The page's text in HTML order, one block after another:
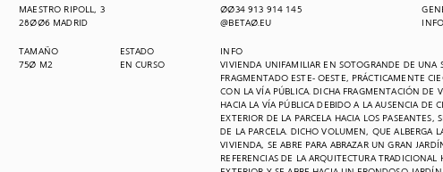
MAESTRO RIPOLL, 3
28006 MADRID
0034 913 914 145
@BETA0.EU
TAMAÑO
750 M2
ESTADO
EN CURSO
INFO
VIVIENDA UNIFAMILIAR EN SOTOGRANDE DE UNA
FRAGMENTADO ESTE- OESTE, PRÁCTICAMENTE
CON LA VÍA PÚBLICA. DICHA FRAGMENTACIÓN DE
HACIA LA VÍA PÚBLICA DEBIDO A LA AUSENCIA DE
EXTERIOR DE LA PARCELA HACIA LOS
DE LA PARCELA. DICHO VOLUMEN, QUE ALBERGA
VIVIENDA, SE ABRE PARA ABRAZAR UN GRAN
REFERENCIAS DE LA ARQUITECTURA